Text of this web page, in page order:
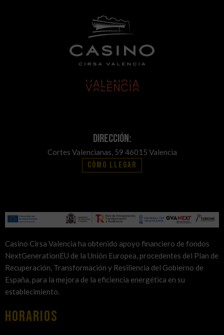
Dirección:
Cortes Valencianas, 59 46015 Valencia
Cómo llegar
Casino Cirsa Valencia ha obtenido apoyo financiero de fondos
NextGenerationEU de la Unión Europea, procedentes del Plan de
Recuperación, Transformación y Resiliencia del Gobierno de
España, para la mejora de la eficiencia energética en su
establecimiento.
HORARIOS